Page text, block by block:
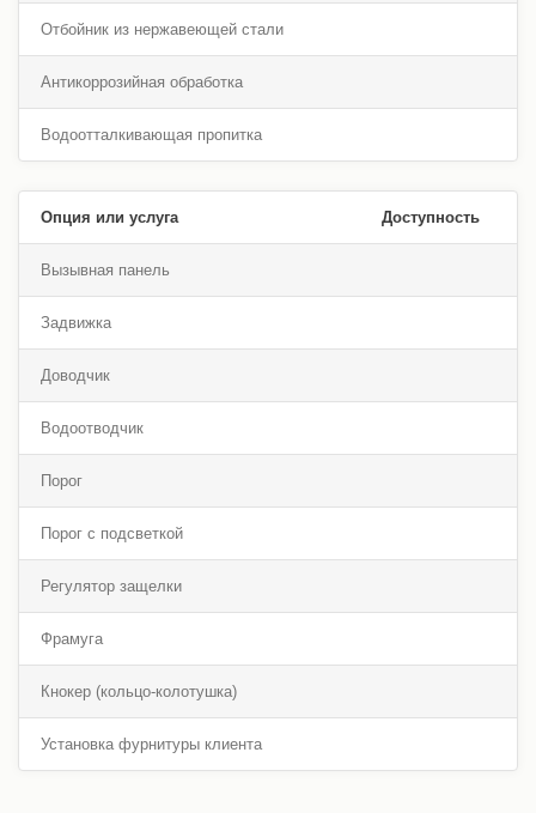
Отбойник из нержавеющей стали
Антикоррозийная обработка
Водоотталкивающая пропитка
Опция или услуга Доступность
Вызывная панель
Задвижка
Доводчик
Водоотводчик
Порог
Порог с подсветкой
Регулятор защелки
Фрамуга
Кнокер (кольцо-колотушка)
Установка фурнитуры клиента